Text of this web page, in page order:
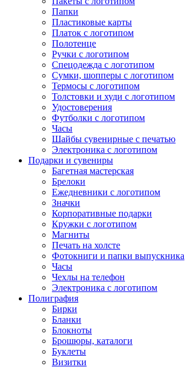
Папки
Пластиковые карты
Платок с логотипом
Полотенце
Ручки с логотипом
Спецодежда с логотипом
Сумки, шопперы с логотипом
Термосы с логотипом
Толстовки и худи с логотипом
Удостоверения
Футболки с логотипом
Часы
Шайбы сувенирные с печатью
Электроника с логотипом
Подарки и сувениры
Багетная мастерская
Брелоки
Ежедневники с логотипом
Значки
Корпоративные подарки
Кружки с логотипом
Магниты
Печать на холсте
Фотокниги и папки выпускника
Часы
Чехлы на телефон
Электроника с логотипом
Полиграфия
Бирки
Бланки
Блокноты
Брошюры, каталоги
Буклеты
Визитки